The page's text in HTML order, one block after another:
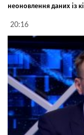
неоновлення даних із
20:16